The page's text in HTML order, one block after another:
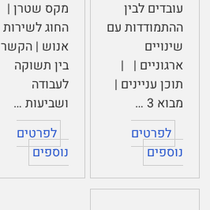
עובדים לבין
ההתמודדות עם
שינויים
ארגוניים | |
תוכן עניינים |
מבוא 3 …
לפרטים
נוספים
מקס שטרן |
החוג לשירות
אנוש | הקשר
בין תשוקה
לעבודה
ושביעות …
לפרטים
נוספים